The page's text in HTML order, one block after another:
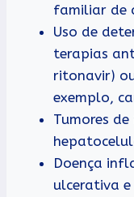
familiar de
Uso de
terapias
ritonavir)
exemplo,
Tumores
Doença
ulcerativa e